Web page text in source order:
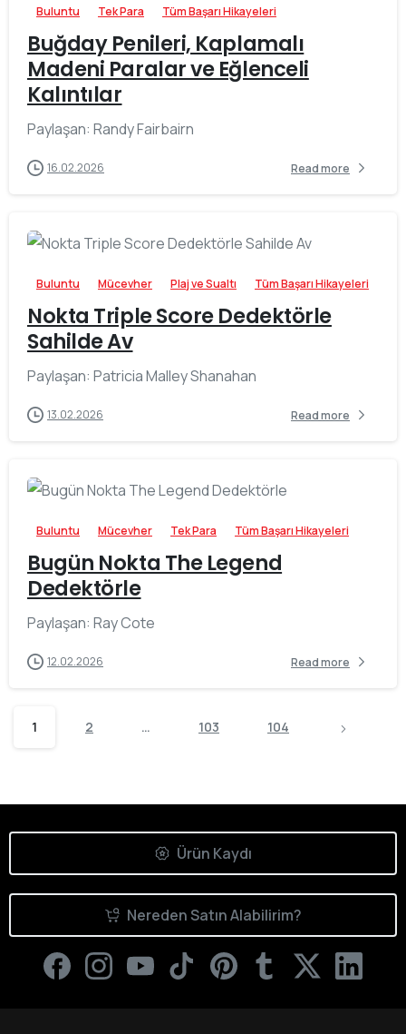
Buluntu Tek Para Tüm Başarı Hikayeleri
Buğday Penileri, Kaplamalı
Madeni Paralar ve Eğlenceli
Kalıntılar
Paylaşan: Randy Fairbairn
16.02.2026 Read more
Buluntu Mücevher Plaj ve Sualtı Tüm Başarı Hikayeleri
Nokta Triple Score Dedektörle
Sahilde Av
Paylaşan: Patricia Malley Shanahan
13.02.2026 Read more
Buluntu Mücevher Tek Para Tüm Başarı Hikayeleri
Bugün Nokta The Legend
Dedektörle
Paylaşan: Ray Cote
12.02.2026 Read more
1 2 … 103 104
Ürün Kaydı
Nereden Satın Alabilirim?